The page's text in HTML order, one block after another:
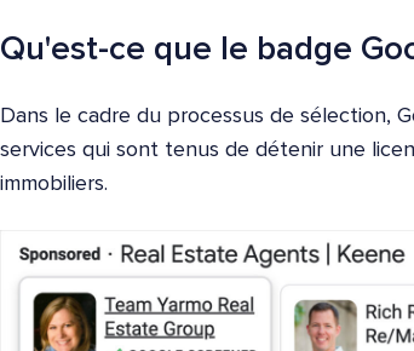
Qu'est-ce que le badge
Dans le cadre du processus de sélection,
services qui sont tenus de détenir une
immobiliers.